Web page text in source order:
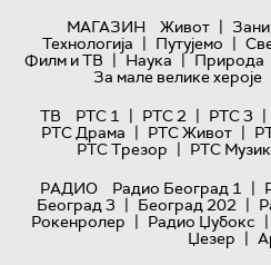
МАГАЗИН
Живот |
Технологијa | Путујемо |
Филм и ТВ | Наука | Природа
За мале велике хероје
ТВ
РТС 1 | РТС 2 | РТС 3 |
РТС Драма | РТС Живот |
РТС Трезор | РТС
РАДИО
Радио Београд 1 |
Београд 3 | Београд 202 |
Рокенролер | Радио Џубокс |
Џезер |